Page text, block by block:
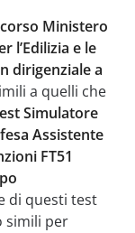
Ministero
l’Edilizia e le
dirigenziale a
a quelli che
Simulatore
Assistente
FT51
di questi test
simili per